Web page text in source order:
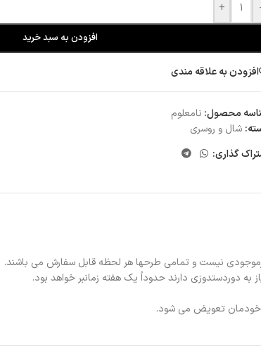
-
+
افزودن به سبد خرید
افزودن به علاقه مندی
محصول: نامعلوم
شال و روسری
گذاری:
نیست و تمامی طرحها هر لحظه قابل سفارش می باشند.
خودمان تعویض می شود.